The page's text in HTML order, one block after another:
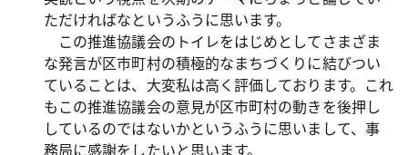
ただければなというふうに思います。
この推進協議会のトイレをはじめとしてさまざま
な発言が区市町村の積極的なまちづくりに結びつい
ていることは、大変私は高く評価しております。これ
もこの推進協議会の意見が区市町村の動きを後押し
しているのではないかというふうに思いまして、事
務局に感謝をしたいと思います。